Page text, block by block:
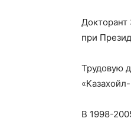
Докторант
при
Трудовую
В 1998-